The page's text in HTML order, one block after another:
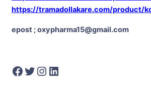
https://tramadollakare.com/product/
epost ; oxypharma15@gmail.com
Facebook Twitter Instagram LinkedIn